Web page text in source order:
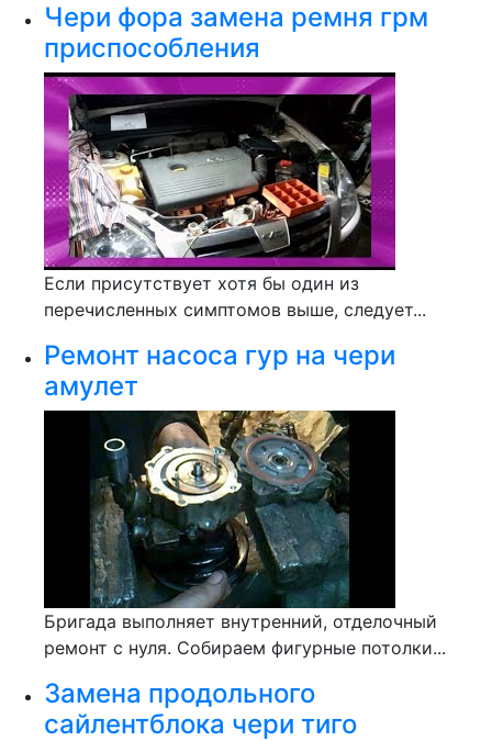
Чери фора замена ремня грм
приспособления
Если присутствует хотя бы один из
перечисленных симптомов выше, следует...
Ремонт насоса гур на чери
амулет
Бригада выполняет внутренний, отделочный
ремонт с нуля. Собираем фигурные потолки...
Замена продольного
сайлентблока чери тиго